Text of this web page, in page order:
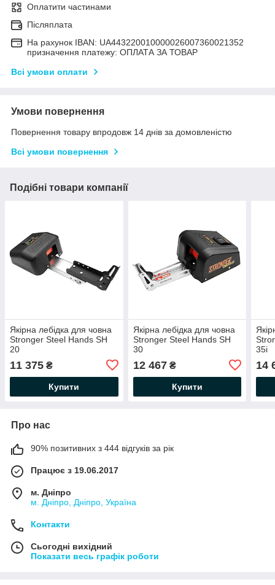
Оплатити частинами
Післяплата
На рахунок IBAN: UA443220010000026007360021352
призначення платежу: ОПЛАТА ЗА ТОВАР
Всі умови оплати
Умови повернення
Повернення товару впродовж 14 днів за домовленістю
Всі умови повернення
Подібні товари компанії
Якірна лебідка для човна
Stronger Steel Hands SH
20
11 375 ₴
Купити
Якірна лебідка для човна
Stronger Steel Hands SH
30
12 467₴
Купити
35i
14
Про нас
90% позитивних з 444 відгуків за рік
Працює з 19.06.2017
м. Дніпро
м. Дніпро, Дніпро, Україна
Контакти
Сьогодні вихідний
Показати весь графік роботи